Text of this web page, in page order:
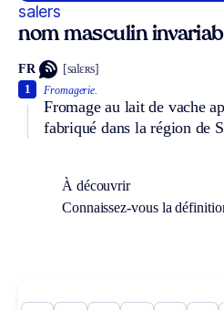
salers
nom masculin
FR [salɛʀs]
Fromagerie.
Fromage au lait de vache
fabriqué dans la région de
1
À découvrir
Connaissez-vous la